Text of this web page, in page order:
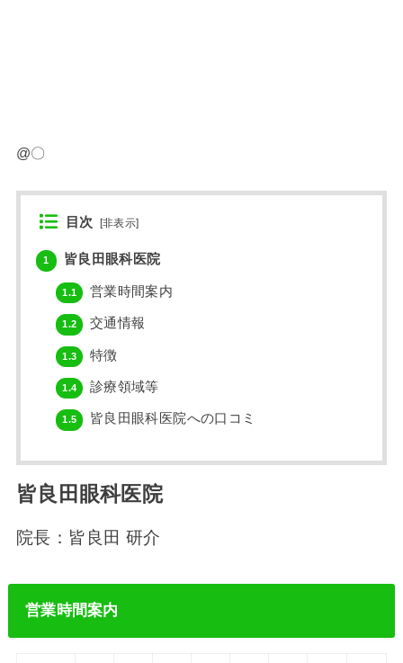
@〇
目次 [非表示]
1 皆良田眼科医院
1.1 営業時間案内
1.2 交通情報
1.3 特徴
1.4 診療領域等
1.5 皆良田眼科医院への口コミ
皆良田眼科医院
院長：皆良田 研介
営業時間案内